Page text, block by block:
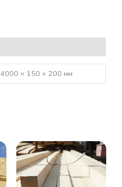
4000 × 150 × 200 мм